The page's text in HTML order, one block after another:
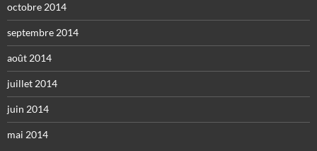
octobre 2014
septembre 2014
août 2014
juillet 2014
juin 2014
mai 2014